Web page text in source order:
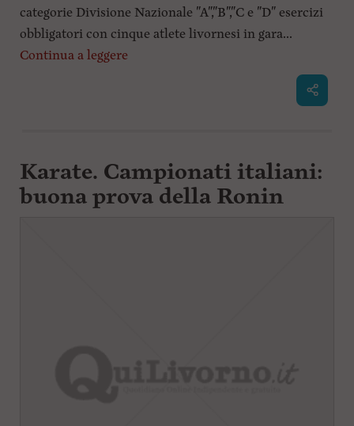
categorie Divisione Nazionale "A","B","C e "D" esercizi
obbligatori con cinque atlete livornesi in gara...
Continua a leggere
Karate. Campionati italiani:
buona prova della Ronin